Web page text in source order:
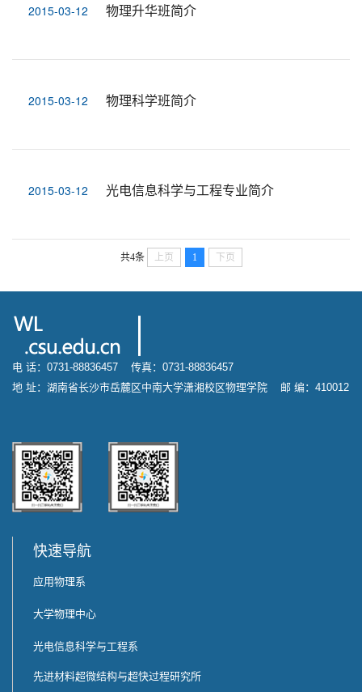
2015-03-12 物理升华班简介
2015-03-12 物理科学班简介
2015-03-12 光电信息科学与工程专业简介
共4条 上页 1 下页
电 话：0731-88836457 传真：0731-88836457
地 址：湖南省长沙市岳麓区中南大学潇湘校区物理学院 邮 编：410012
快速导航
应用物理系
大学物理中心
光电信息科学与工程系
先进材料超微结构与超快过程研究所